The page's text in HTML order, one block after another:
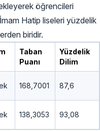
öğrencileri
Hatip liseleri yüzdelik
biridir.
Taban
Puanı
Yüzdelik
Dilim
168,7001 87,6
138,3053 93,08